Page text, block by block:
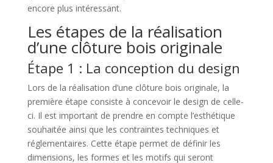
encore plus intéressant.
Les étapes de la réalisation
d’une clôture bois originale
Étape 1 : La conception du design
Lors de la réalisation d’une clôture bois originale, la
première étape consiste à concevoir le design de celle-
ci. Il est important de prendre en compte l’esthétique
souhaitée ainsi que les contraintes techniques et
réglementaires. Cette étape permet de définir les
dimensions, les formes et les motifs qui seront